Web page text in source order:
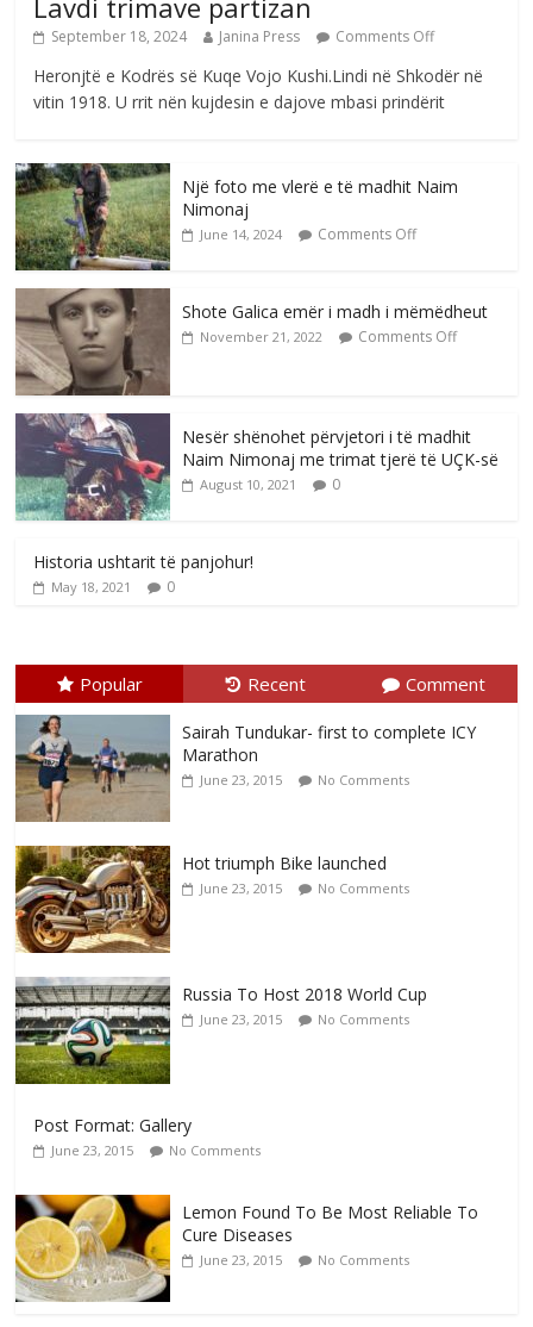
Lavdi trimave partizan
September 18, 2024 Janina Press Comments Off
Heronjtë e Kodrës së Kuqe Vojo Kushi.Lindi në Shkodër në
vitin 1918. U rrit nën kujdesin e dajove mbasi prindërit
Një foto me vlerë e të madhit Naim
Nimonaj
June 14, 2024 Comments Off
Shote Galica emër i madh i mëmëdheut
November 21, 2022 Comments Off
Nesër shënohet përvjetori i të madhit
Naim Nimonaj me trimat tjerë të UÇK-së
August 10, 2021 0
Historia ushtarit të panjohur!
May 18, 2021 0
Popular Recent Comment
Sairah Tundukar- first to complete ICY
Marathon
June 23, 2015 No Comments
Hot triumph Bike launched
June 23, 2015 No Comments
Russia To Host 2018 World Cup
June 23, 2015 No Comments
Post Format: Gallery
June 23, 2015 No Comments
Lemon Found To Be Most Reliable To
Cure Diseases
June 23, 2015 No Comments